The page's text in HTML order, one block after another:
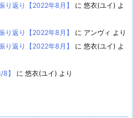
り返り【2022年8月】
に 悠衣(ユイ) よ
り返り【2022年8月】
に アンヴィ より
り返り【2022年8月】
に 悠衣(ユイ) よ
】
に 悠衣(ユイ) より